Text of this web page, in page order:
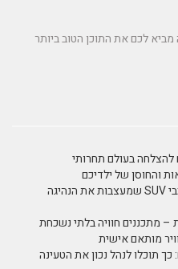
מאגר מאמרים שכבר 20 שנה מביא לכם את התוכן הטוב ביותר
להצלחה בעולם תחרותי
והחוסן של ילדיכם
נהיגה חכמה: טכנולוגיות מתקדמות ברכבי SUV שמעצבות את הנהיגה
– מתכננים חוויה בלתי נשכחת
מותאם אישית
תוכלו לנהל נכון את הטעינה